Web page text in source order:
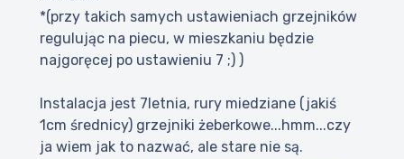
*(przy takich samych ustawieniach grzejników
regulując na piecu, w mieszkaniu będzie
najgoręcej po ustawieniu 7 ;) )
Instalacja jest 7letnia, rury miedziane (jakiś
1cm średnicy) grzejniki żeberkowe...hmm...czy
ja wiem jak to nazwać, ale stare nie są.